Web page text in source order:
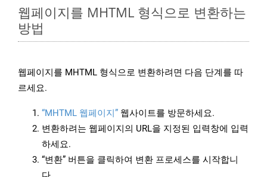
웹페이지를 MHTML 형식으로 변환하는
방법
웹페이지를 MHTML 형식으로 변환하려면 다음 단계를 따
르세요.
“MHTML 웹페이지” 웹사이트를 방문하세요.
변환하려는 웹페이지의 URL을 지정된 입력창에 입력
하세요.
“변환” 버튼을 클릭하여 변환 프로세스를 시작합니